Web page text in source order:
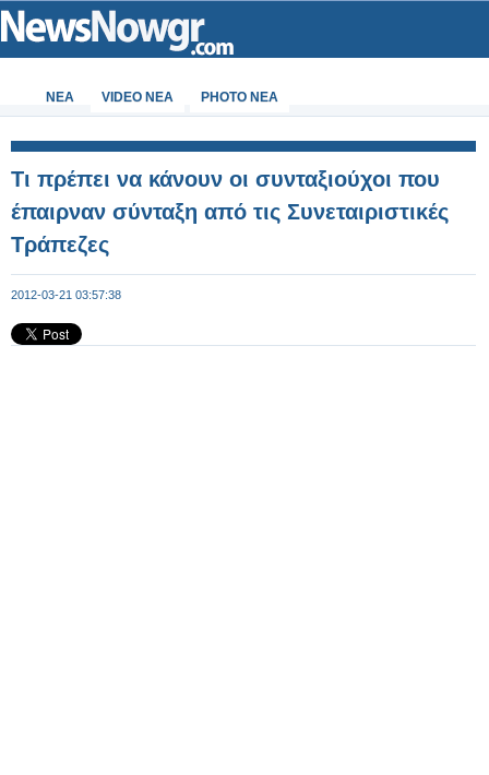
ΝΕΑ VIDEO NEA PHOTO NEA
Τι πρέπει να κάνουν οι συνταξιούχοι που
έπαιρναν σύνταξη από τις Συνεταιριστικές
Τράπεζες
2012-03-21 03:57:38